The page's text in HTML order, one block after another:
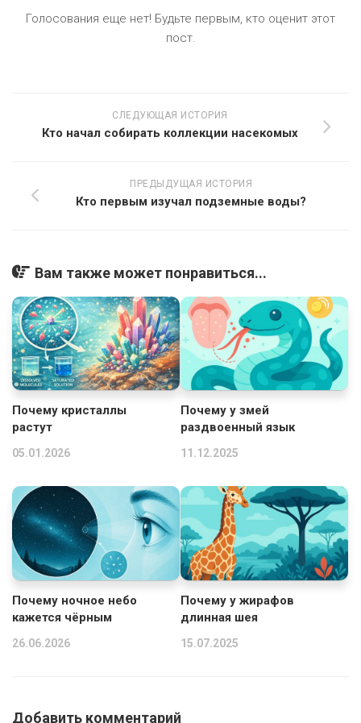
Голосования еще нет! Будьте первым, кто оценит этот
пост.
СЛЕДУЮЩАЯ ИСТОРИЯ
Кто начал собирать коллекции насекомых
ПРЕДЫДУЩАЯ ИСТОРИЯ
Кто первым изучал подземные воды?
Вам также может понравиться...
Почему кристаллы
растут
05.01.2026
Почему у змей
раздвоенный язык
11.12.2025
Почему ночное небо
кажется чёрным
26.06.2026
Почему у жирафов
длинная шея
15.07.2025
Добавить комментарий